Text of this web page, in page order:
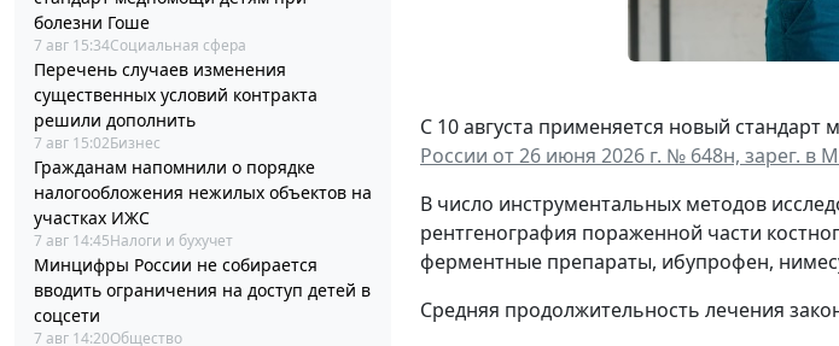
болезни Гоше
7 авг 15:34Социальная сфера
Перечень случаев изменения
существенных условий контракта
решили дополнить
7 авг 15:02Бизнес
Гражданам напомнили о порядке
налогообложения нежилых объектов на
участках ИЖС
7 авг 14:45Налоги и бухучет
Минцифры России не собирается
вводить ограничения на доступ детей в
соцсети
7 авг 14:20Общество
С 10 августа применяется новый
России от 26 июня 2026 г. № 648н, зарег. в
В число инструментальных методов
рентгенография пораженной части
ферментные препараты, ибупрофен,
Средняя продолжительность лечения